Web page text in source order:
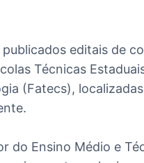
editais de
Técnicas
(Fatecs),
do Ensino Médio e